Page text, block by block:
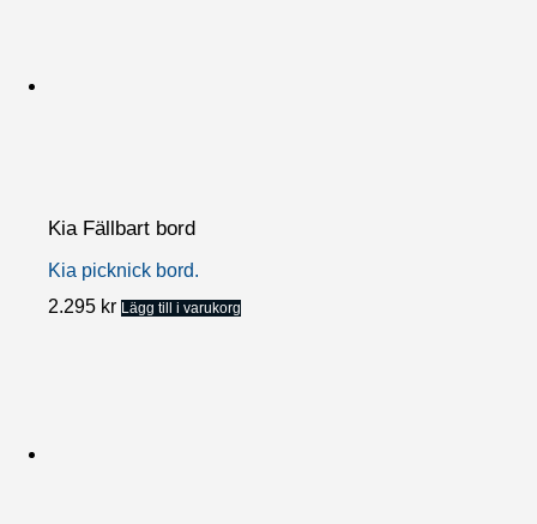
Kia Fällbart bord
Kia picknick bord.
2.295 kr Lägg till i varukorg